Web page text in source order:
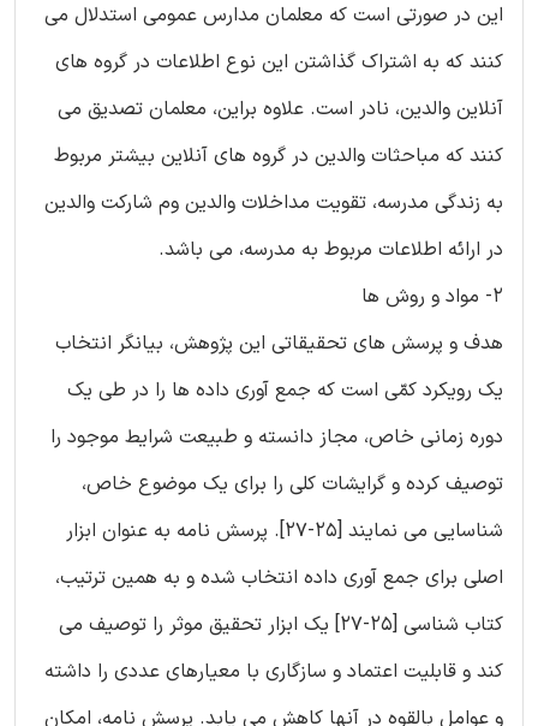
این در صورتی است که معلمان مدارس عمومی استدلال می
کنند که به اشتراک گذاشتن این نوع اطلاعات در گروه های
آنلاین والدین، نادر است. علاوه براین، معلمان تصدیق می
کنند که مباحثات والدین در گروه های آنلاین بیشتر مربوط
به زندگی مدرسه، تقویت مداخلات والدین وم شارکت والدین
در ارائه اطلاعات مربوط به مدرسه، می باشد.
2- مواد و روش ها
هدف و پرسش های تحقیقاتی این پژوهش، بیانگر انتخاب
یک رویکرد کمّی است که جمع آوری داده ها را در طی یک
دوره زمانی خاص، مجاز دانسته و طبیعت شرایط موجود را
توصیف کرده و گرایشات کلی را برای یک موضوع خاص،
شناسایی می نمایند [25-27]. پرسش نامه به عنوان ابزار
اصلی برای جمع آوری داده انتخاب شده و به همین ترتیب،
کتاب شناسی [25-27] یک ابزار تحقیق موثر را توصیف می
کند و قابلیت اعتماد و سازگاری با معیارهای عددی را داشته
و عوامل بالقوه در آنها کاهش می یابد. پرسش نامه، امکان